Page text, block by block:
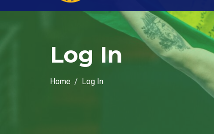
Log In
Home Log In